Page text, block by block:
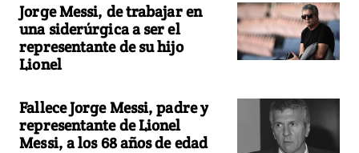
Jorge Messi, de trabajar en
una siderúrgica a ser el
representante de su hijo
Lionel
Fallece Jorge Messi, padre y
representante de Lionel
Messi, a los 68 años de edad